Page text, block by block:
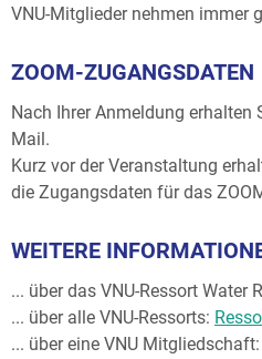
VNU-Mitglieder nehmen immer
ZOOM-ZUGANGSDATEN
Nach Ihrer Anmeldung erhalten
Mail.
Kurz vor der Veranstaltung
die Zugangsdaten für das
WEITERE
... über das VNU-Ressort Water
... über alle VNU-Ressorts:
... über eine VNU Mitgliedschaft: